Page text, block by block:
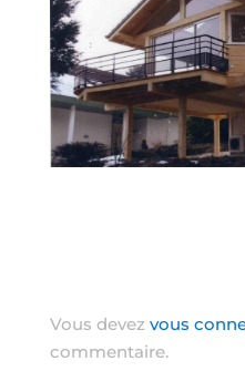
Vous devez vous
commentaire.